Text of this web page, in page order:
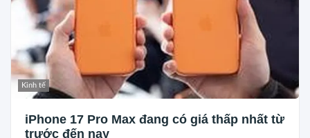
Kinh tế
iPhone 17 Pro Max đang có giá thấp nhất từ
trước đến nay